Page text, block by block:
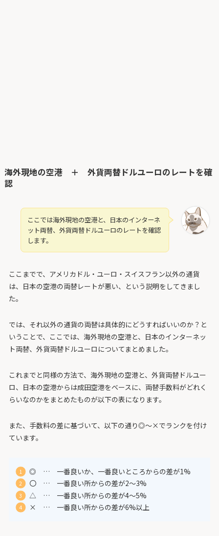
海外現地の空港 ＋ 外貨両替ドルユーロのレートを確
認
ここでは海外現地の空港と、日本のインターネ
ット両替、外貨両替ドルユーロのレートを確認
します。
ここまでで、アメリカドル・ユーロ・スイスフラン以外の通貨
は、日本の空港の両替レートが悪い、という説明をしてきまし
た。
では、それ以外の通貨の両替は具体的にどうすればいいのか？と
いうことで、ここでは、海外現地の空港と、日本のインターネッ
ト両替、外貨両替ドルユーロについてまとめました。
これまでと同様の方法で、海外現地の空港と、外貨両替ドルユー
ロ、日本の空港からは成田空港をベースに、両替手数料がどれく
らいなのかをまとめたものが以下の表になります。
また、手数料の差に基づいて、以下の通り◎～×でランクを付け
ています。
◎ … 一番良いか、一番良いところからの差が1%
〇 … 一番良い所からの差が2～3%
△ … 一番良い所からの差が4～5%
× … 一番良い所からの差が6%以上